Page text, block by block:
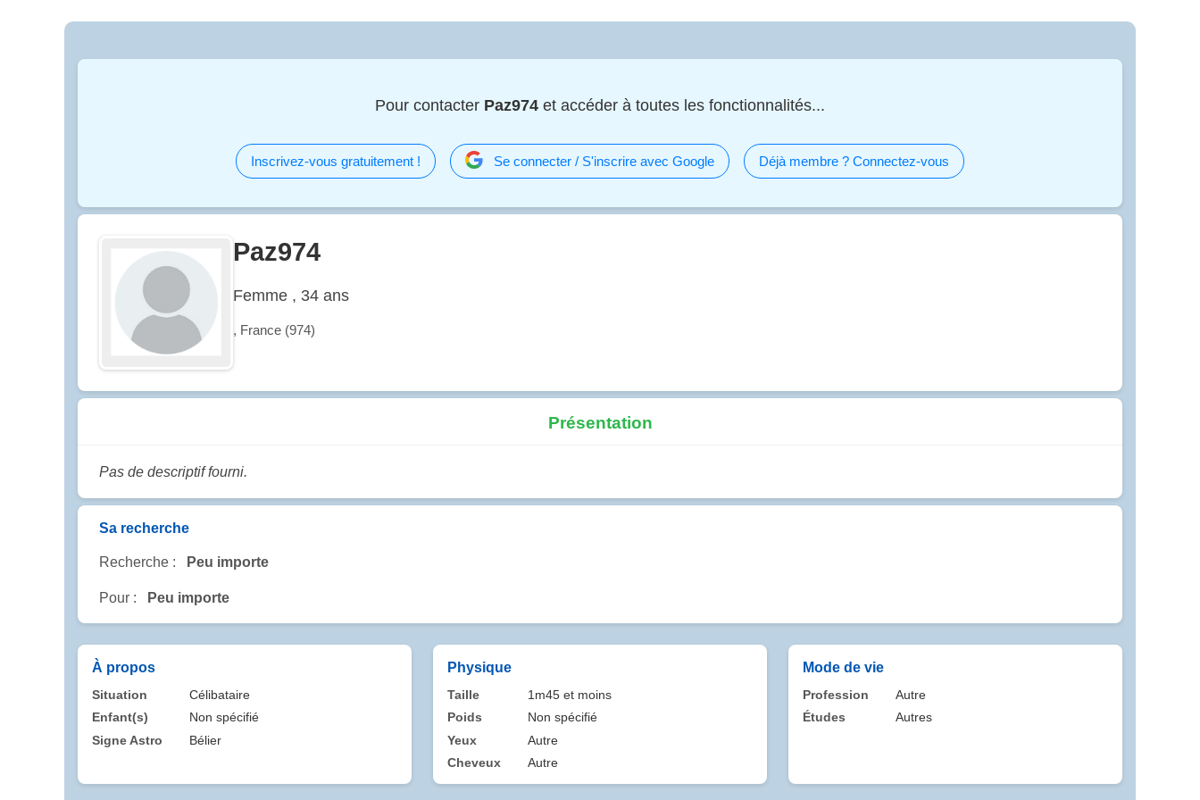
Pour contacter Paz974 et accéder à toutes les fonctionnalités...
Inscrivez-vous gratuitement ! Se connecter / S'inscrire avec Google Déjà membre ? Connectez-vous
Paz974
Femme , 34 ans
, France (974)
Présentation
Pas de descriptif fourni.
Sa recherche
Recherche : Peu importe
Pour : Peu importe
À propos
Situation
Célibataire
Enfant(s)
Non spécifié
Signe Astro
Bélier
Physique
Taille
1m45 et moins
Poids
Non spécifié
Yeux
Autre
Cheveux
Autre
Mode de vie
Profession
Autre
Études
Autres